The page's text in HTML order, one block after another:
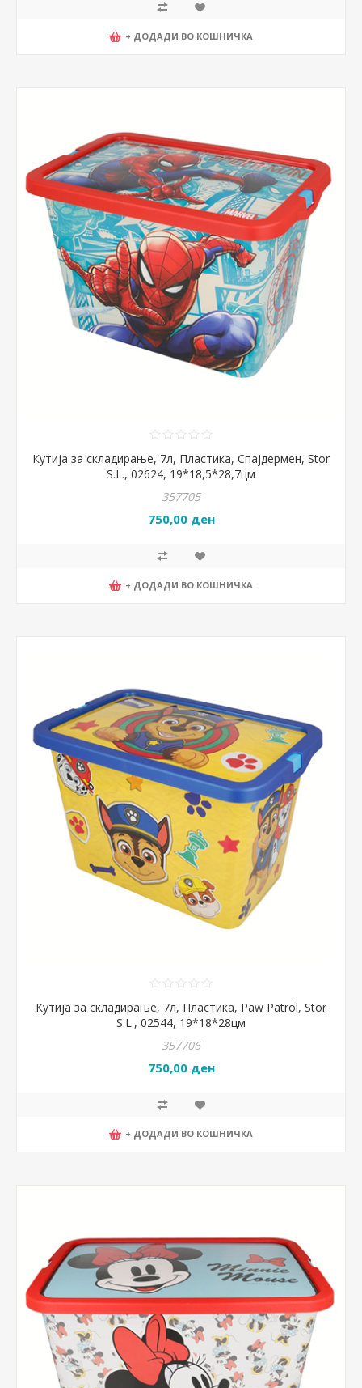
+ ДОДАДИ ВО КОШНИЧКА
Кутија за складирање, 7л, Пластика, Спајдермен, Stor
S.L., 02624, 19*18,5*28,7цм
357705
750,00 ден
+ ДОДАДИ ВО КОШНИЧКА
Кутија за складирање, 7л, Пластика, Paw Patrol, Stor
S.L., 02544, 19*18*28цм
357706
750,00 ден
+ ДОДАДИ ВО КОШНИЧКА